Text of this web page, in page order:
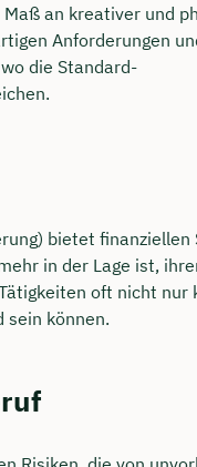
an kreativer und
Anforderungen
die Standard-
bietet finanziellen
in der Lage ist,
oft nicht nur
sein können.